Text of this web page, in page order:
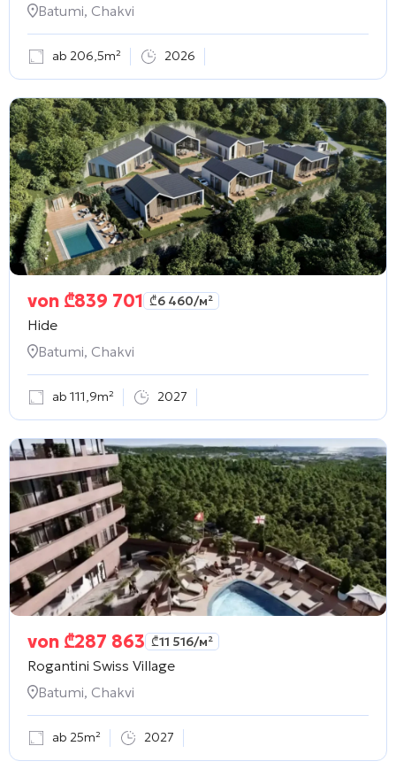
Batumi, Chakvi
ab 206,5m² 2026
von ₾839 701 ₾6 460/м²
Hide
Batumi, Chakvi
ab 111,9m² 2027
von ₾287 863 ₾11 516/м²
Rogantini Swiss Village
Batumi, Chakvi
ab 25m² 2027